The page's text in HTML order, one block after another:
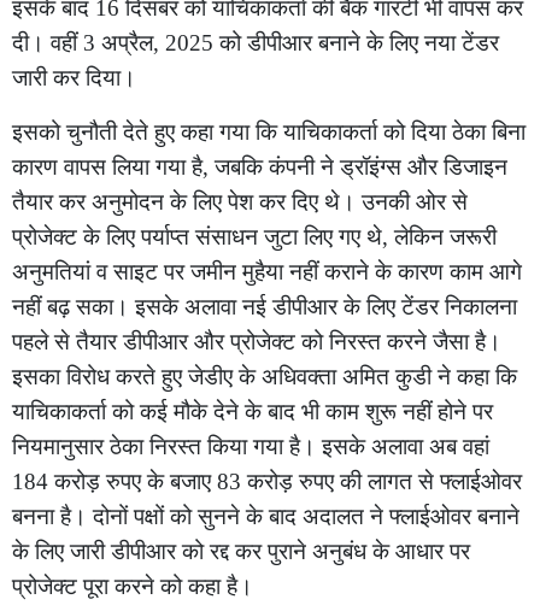
इसके बाद 16 दिसंबर को याचिकाकर्ता की बैंक गारंटी भी वापस कर
दी। वहीं 3 अप्रैल, 2025 को डीपीआर बनाने के लिए नया टेंडर
जारी कर दिया।
इसको चुनौती देते हुए कहा गया कि याचिकाकर्ता को दिया ठेका बिना
कारण वापस लिया गया है, जबकि कंपनी ने ड्रॉइंग्स और डिजाइन
तैयार कर अनुमोदन के लिए पेश कर दिए थे। उनकी ओर से
प्रोजेक्ट के लिए पर्याप्त संसाधन जुटा लिए गए थे, लेकिन जरूरी
अनुमतियां व साइट पर जमीन मुहैया नहीं कराने के कारण काम आगे
नहीं बढ़ सका। इसके अलावा नई डीपीआर के लिए टेंडर निकालना
पहले से तैयार डीपीआर और प्रोजेक्ट को निरस्त करने जैसा है।
इसका विरोध करते हुए जेडीए के अधिवक्ता अमित कुडी ने कहा कि
याचिकाकर्ता को कई मौके देने के बाद भी काम शुरू नहीं होने पर
नियमानुसार ठेका निरस्त किया गया है। इसके अलावा अब वहां
184 करोड़ रुपए के बजाए 83 करोड़ रुपए की लागत से फ्लाईओवर
बनना है। दोनों पक्षों को सुनने के बाद अदालत ने फ्लाईओवर बनाने
के लिए जारी डीपीआर को रद्द कर पुराने अनुबंध के आधार पर
प्रोजेक्ट पूरा करने को कहा है।